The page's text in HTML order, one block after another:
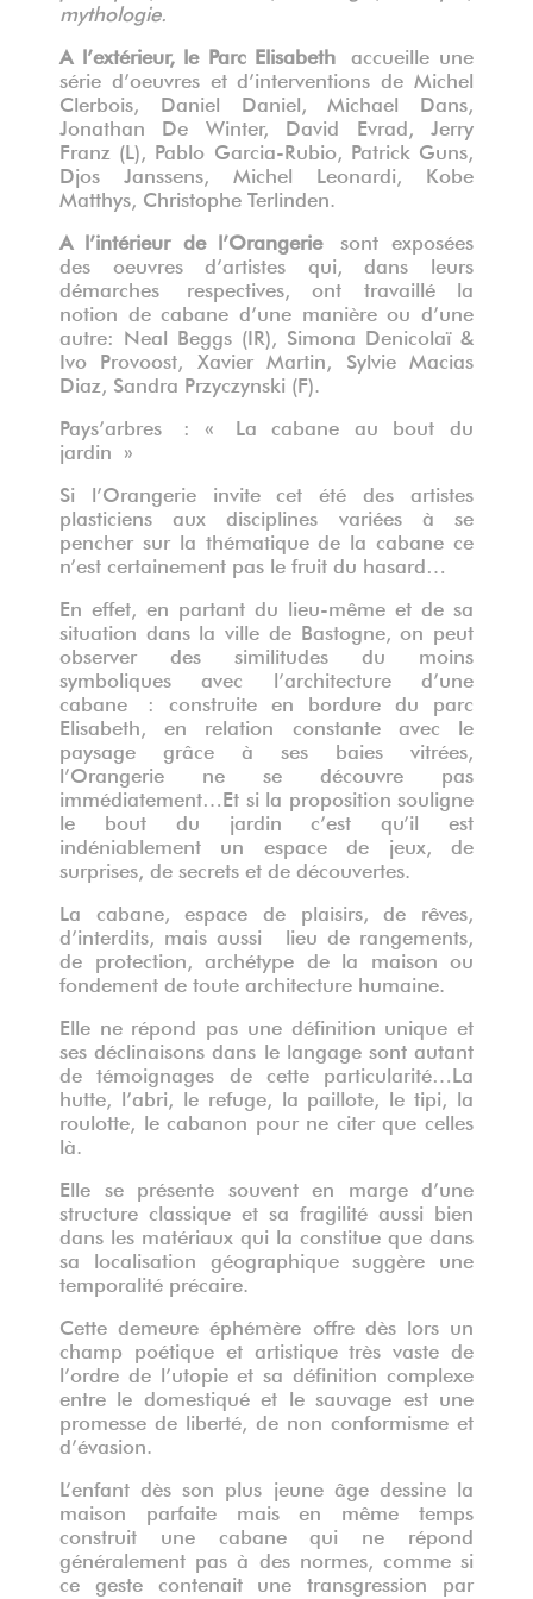
mythologie.
A l’extérieur, le Parc Elisabeth accueille une
série d’oeuvres et d’interventions de Michel
Clerbois, Daniel Daniel, Michael Dans,
Jonathan De Winter, David Evrad, Jerry
Franz (L), Pablo Garcia-Rubio, Patrick Guns,
Djos Janssens, Michel Leonardi, Kobe
Matthys, Christophe Terlinden.
A l’intérieur de l’Orangerie sont exposées
des oeuvres d’artistes qui, dans leurs
démarches respectives, ont travaillé la
notion de cabane d’une manière ou d’une
autre: Neal Beggs (IR), Simona Denicolaï &
Ivo Provoost, Xavier Martin, Sylvie Macias
Diaz, Sandra Przyczynski (F).
Pays’arbres : « La cabane au bout du
jardin »
Si l’Orangerie invite cet été des artistes
plasticiens aux disciplines variées à se
pencher sur la thématique de la cabane ce
n’est certainement pas le fruit du hasard…
En effet, en partant du lieu-même et de sa
situation dans la ville de Bastogne, on peut
observer des similitudes du moins
symboliques avec l’architecture d’une
cabane : construite en bordure du parc
Elisabeth, en relation constante avec le
paysage grâce à ses baies vitrées,
l’Orangerie ne se découvre pas
immédiatement…Et si la proposition souligne
le bout du jardin c’est qu’il est
indéniablement un espace de jeux, de
surprises, de secrets et de découvertes.
La cabane, espace de plaisirs, de rêves,
d’interdits, mais aussi lieu de rangements,
de protection, archétype de la maison ou
fondement de toute architecture humaine.
Elle ne répond pas une définition unique et
ses déclinaisons dans le langage sont autant
de témoignages de cette particularité…La
hutte, l’abri, le refuge, la paillote, le tipi, la
roulotte, le cabanon pour ne citer que celles
là.
Elle se présente souvent en marge d’une
structure classique et sa fragilité aussi bien
dans les matériaux qui la constitue que dans
sa localisation géographique suggère une
temporalité précaire.
Cette demeure éphémère offre dès lors un
champ poétique et artistique très vaste de
l’ordre de l’utopie et sa définition complexe
entre le domestiqué et le sauvage est une
promesse de liberté, de non conformisme et
d’évasion.
L’enfant dès son plus jeune âge dessine la
maison parfaite mais en même temps
construit une cabane qui ne répond
généralement pas à des normes, comme si
ce geste contenait une transgression par